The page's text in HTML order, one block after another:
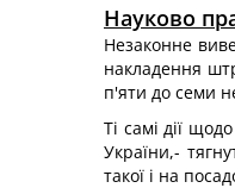
Науково
Незаконне
накладення
п'яти до семи
Ті самі дії
України,-
такої і на